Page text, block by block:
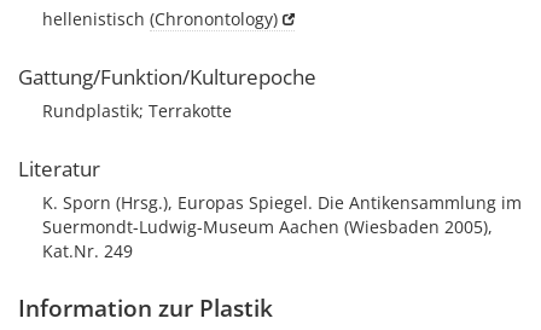
hellenistisch (Chronontology)
Gattung/Funktion/Kulturepoche
Rundplastik; Terrakotte
Literatur
K. Sporn (Hrsg.), Europas Spiegel. Die Antikensammlung im
Suermondt-Ludwig-Museum Aachen (Wiesbaden 2005),
Kat.Nr. 249
Information zur Plastik